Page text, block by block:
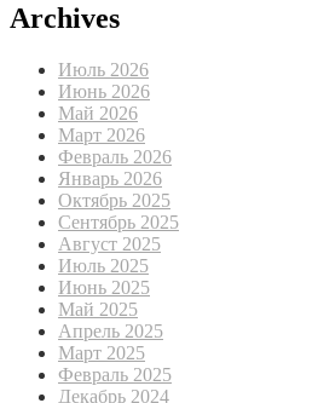
Archives
Июль 2026
Июнь 2026
Май 2026
Март 2026
Февраль 2026
Январь 2026
Октябрь 2025
Сентябрь 2025
Август 2025
Июль 2025
Июнь 2025
Май 2025
Апрель 2025
Март 2025
Февраль 2025
Декабрь 2024